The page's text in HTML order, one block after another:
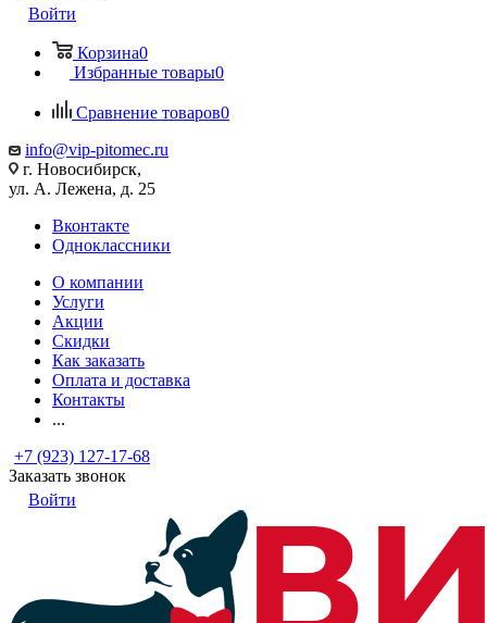
Войти
Корзина0
Избранные товары0
Сравнение товаров0
info@vip-pitomec.ru
г. Новосибирск,
ул. А. Лежена, д. 25
Вконтакте
Одноклассники
О компании
Услуги
Акции
Скидки
Как заказать
Оплата и доставка
Контакты
...
+7 (923) 127-17-68
Заказать звонок
Войти